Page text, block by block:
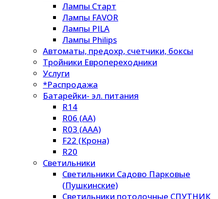
Лампы Старт
Лампы FAVOR
Лампы PILA
Лампы Philips
Автоматы, предохр, счетчики, боксы
Тройники Европереходники
Услуги
*Распродажа
Батарейки- эл. питания
R14
R06 (AA)
R03 (AAA)
F22 (Крона)
R20
Светильники
Светильники Садово Парковые
(Пушкинские)
Светильники потолочные СПУТНИК